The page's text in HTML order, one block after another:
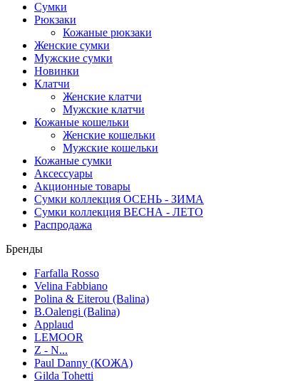
Сумки
Рюкзаки
Кожаные рюкзаки
Женские сумки
Мужские сумки
Новинки
Клатчи
Женские клатчи
Мужские клатчи
Кожаные кошельки
Женские кошельки
Мужские кошельки
Кожаные сумки
Аксессуары
Акционные товары
Сумки коллекция ОСЕНЬ - ЗИМА
Сумки коллекция ВЕСНА - ЛЕТО
Распродажа
Бренды
Farfalla Rosso
Velina Fabbiano
Polina & Eiterou (Balina)
B.Oalengi (Balina)
Applaud
LEMOOR
Z - N...
Paul Danny (КОЖА)
Gilda Tohetti